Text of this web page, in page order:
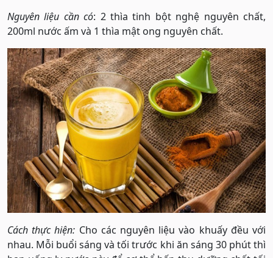
Nguyên liệu cần có: 2 thìa tinh bột nghệ nguyên chất,
200ml nước ấm và 1 thìa mật ong nguyên chất.
Cách thực hiện: Cho các nguyên liệu vào khuấy đều với
nhau. Mỗi buổi sáng và tối trước khi ăn sáng 30 phút thì